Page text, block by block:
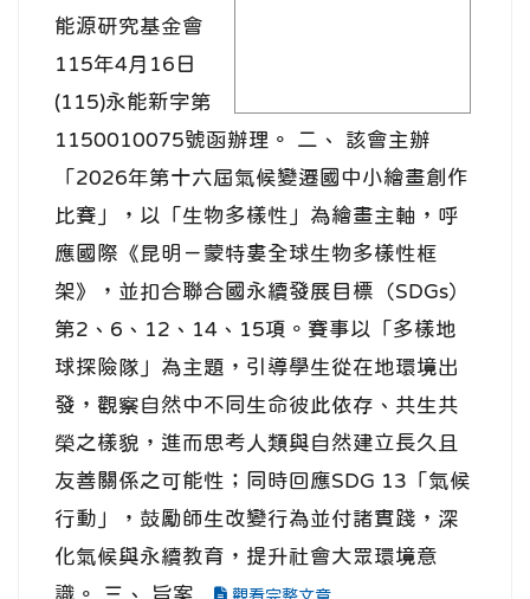
能源研究基金會
115年4月16日
(115)永能新字第
1150010075號函辦理。 二、 該會主辦
「2026年第十六屆氣候變遷國中小繪畫創作
比賽」，以「生物多樣性」為繪畫主軸，呼
應國際《昆明－蒙特婁全球生物多樣性框
架》，並扣合聯合國永續發展目標（SDGs）
第2、6、12、14、15項。賽事以「多樣地
球探險隊」為主題，引導學生從在地環境出
發，觀察自然中不同生命彼此依存、共生共
榮之樣貌，進而思考人類與自然建立長久且
友善關係之可能性；同時回應SDG 13「氣候
行動」，鼓勵師生改變行為並付諸實踐，深
化氣候與永續教育，提升社會大眾環境意
識。 三、 旨案...
觀看完整文章